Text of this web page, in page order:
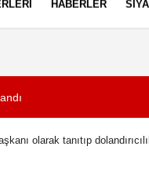
HABERLER
olarak tanıtıp